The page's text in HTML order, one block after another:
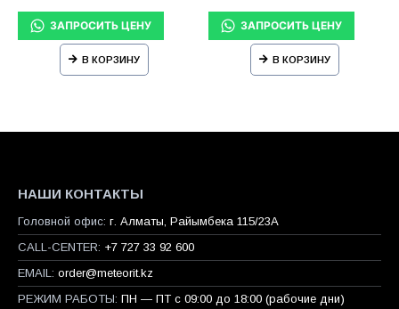
В КОРЗИНУ В КОРЗИНУ
НАШИ КОНТАКТЫ
Головной офис: г. Алматы, Райымбека 115/23A
CALL-CENTER: +7 727 33 92 600
EMAIL: order@meteorit.kz
РЕЖИМ РАБОТЫ: ПН — ПТ с 09:00 до 18:00 (рабочие дни)